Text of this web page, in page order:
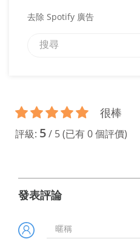
去除 Spotify 廣告
很棒
評級: 5/ 5(已有0個評價)
發表評論